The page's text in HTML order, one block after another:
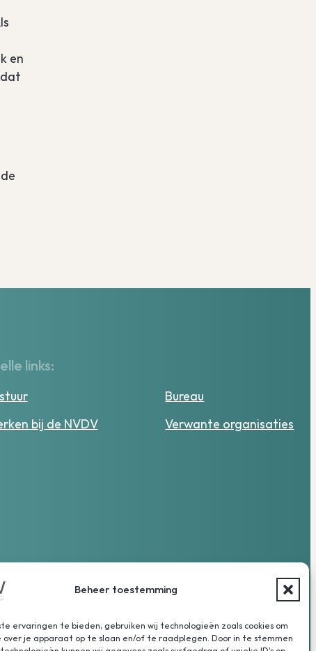
Beheer toestemming
ervaringen te bieden, gebruiken wij technologieën zoals cookies om
je apparaat op te slaan en/of te raadplegen. Door in te stemmen
en
links:
Bureau
bij de NVDV
Verwante organisaties